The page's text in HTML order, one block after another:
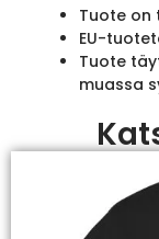
Tuote on
EU-
Tuote
muassa